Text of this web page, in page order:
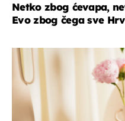
Netko zbog ćevapa,
Evo zbog čega sve
moda & ljepota